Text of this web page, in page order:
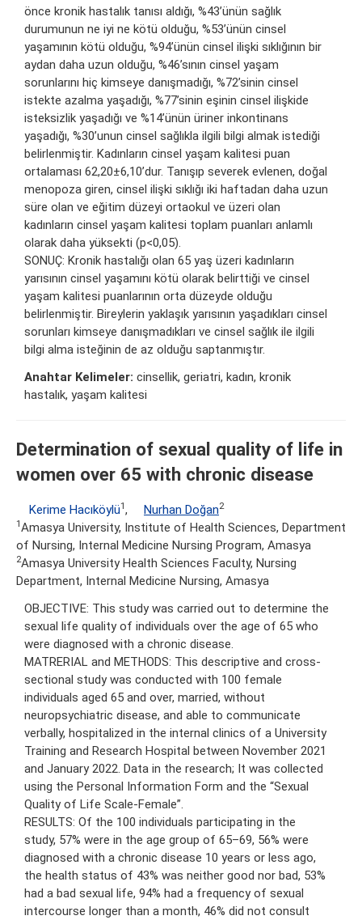
önce kronik hastalık tanısı aldığı, %43’ünün sağlık
durumunun ne iyi ne kötü olduğu, %53’ünün cinsel
yaşamının kötü olduğu, %94’ünün cinsel ilişki sıklığının bir
aydan daha uzun olduğu, %46’sının cinsel yaşam
sorunlarını hiç kimseye danışmadığı, %72’sinin cinsel
istekte azalma yaşadığı, %77’sinin eşinin cinsel ilişkide
isteksizlik yaşadığı ve %14’ünün üriner inkontinans
yaşadığı, %30’unun cinsel sağlıkla ilgili bilgi almak istediği
belirlenmiştir. Kadınların cinsel yaşam kalitesi puan
ortalaması 62,20±6,10’dur. Tanışıp severek evlenen, doğal
menopoza giren, cinsel ilişki sıklığı iki haftadan daha uzun
süre olan ve eğitim düzeyi ortaokul ve üzeri olan
kadınların cinsel yaşam kalitesi toplam puanları anlamlı
olarak daha yüksekti (p<0,05).
SONUÇ: Kronik hastalığı olan 65 yaş üzeri kadınların
yarısının cinsel yaşamını kötü olarak belirttiği ve cinsel
yaşam kalitesi puanlarının orta düzeyde olduğu
belirlenmiştir. Bireylerin yaklaşık yarısının yaşadıkları cinsel
sorunları kimseye danışmadıkları ve cinsel sağlık ile ilgili
bilgi alma isteğinin de az olduğu saptanmıştır.
Anahtar Kelimeler: cinsellik, geriatri, kadın, kronik
hastalık, yaşam kalitesi
Determination of sexual quality of life in
women over 65 with chronic disease
Kerime Hacıköylü1 , Nurhan Doğan2
1 Amasya University, Institute of Health Sciences, Department
of Nursing, Internal Medicine Nursing Program, Amasya
2Amasya University Health Sciences Faculty, Nursing
Department, Internal Medicine Nursing, Amasya
OBJECTIVE: This study was carried out to determine the
sexual life quality of individuals over the age of 65 who
were diagnosed with a chronic disease.
MATRERIAL and METHODS: This descriptive and cross-
sectional study was conducted with 100 female
individuals aged 65 and over, married, without
neuropsychiatric disease, and able to communicate
verbally, hospitalized in the internal clinics of a University
Training and Research Hospital between November 2021
and January 2022. Data in the research; It was collected
using the Personal Information Form and the “Sexual
Quality of Life Scale-Female”.
RESULTS: Of the 100 individuals participating in the
study, 57% were in the age group of 65–69, 56% were
diagnosed with a chronic disease 10 years or less ago,
the health status of 43% was neither good nor bad, 53%
had a bad sexual life, 94% had a frequency of sexual
intercourse longer than a month, 46% did not consult